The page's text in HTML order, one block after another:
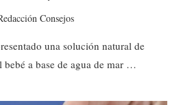
Consejos
una solución natural de
a base de agua de mar …